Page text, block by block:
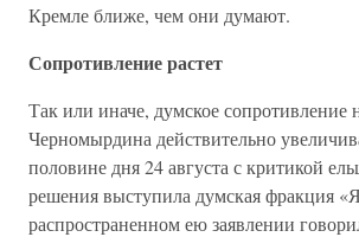
Кремле ближе, чем они думают.
Сопротивление растет
Так или иначе, думское сопротивление
Черномырдина действительно
половине дня 24 августа с критикой
решения выступила думская фракция
распространенном ею заявлении